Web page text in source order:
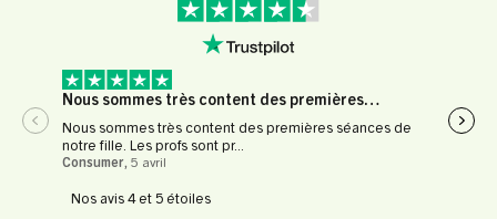
Nous sommes très content des premières…
Nous sommes très content des premières séances de
notre fille. Les profs sont pr...
Consumer, 5 avril
Nos avis 4 et 5 étoiles